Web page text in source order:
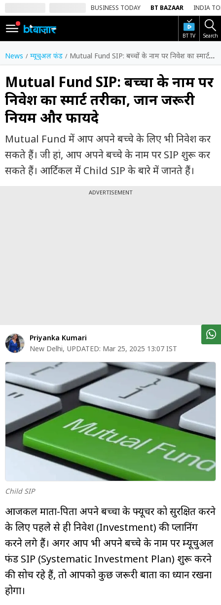
BUSINESS TODAY BT BAZAAR INDIA
BT TV Search
SIGN
IN
Dark
Mode
होम
शेयर
बाज़ार
वीडियो
ट्रेंडिंग
शेयर
बाज़ार
ट्रेंडिंग
बिजनेस
न्यूज
वीडियो
म्यूचुअल
फंड
News म्यूचुअल फंड Mutual Fund SIP: बच्चों के नाम पर निवेश का स्मार्ट तरीका, जानें जरूरी नियम और फायदे
Mutual Fund SIP: बच्चों के नाम पर
निवेश का स्मार्ट तरीका, जानें जरूरी
नियम और फायदे
Mutual Fund में आप अपने बच्चे के लिए भी निवेश कर
सकते हैं। जी हां, आप अपने बच्चे के नाम पर SIP शुरू कर
सकते हैं। आर्टिकल में Child SIP के बारे में जानते हैं।
ADVERTISEMENT
Priyanka Kumari
New Delhi, UPDATED: Mar 25, 2025 13:07 IST
Child SIP
आजकल माता-पिता अपने बच्चों के फ्यूचर को सुरक्षित करने
के लिए पहले से ही निवेश (Investment) की प्लानिंग
करने लगे हैं। अगर आप भी अपने बच्चे के नाम पर म्यूचुअल
फंड SIP (Systematic Investment Plan) शुरू करने
की सोच रहे हैं, तो आपको कुछ जरूरी बातों का ध्यान रखना
होगा।